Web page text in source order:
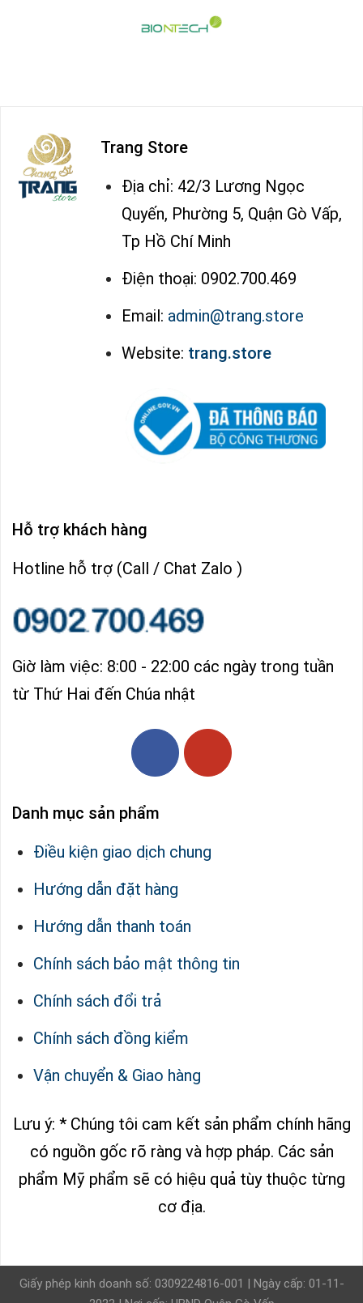
Trang Store
Địa chỉ: 42/3 Lương Ngọc
Quyến, Phường 5, Quận Gò Vấp,
Tp Hồ Chí Minh
Điện thoại: 0902.700.469
Email: admin@trang.store
Website: trang.store
Hỗ trợ khách hàng
Hotline hỗ trợ (Call / Chat Zalo )
Giờ làm việc: 8:00 - 22:00 các ngày trong tuần
từ Thứ Hai đến Chúa nhật
Danh mục sản phẩm
Điều kiện giao dịch chung
Hướng dẫn đặt hàng
Hướng dẫn thanh toán
Chính sách bảo mật thông tin
Chính sách đổi trả
Chính sách đồng kiểm
Vận chuyển & Giao hàng
Lưu ý: * Chúng tôi cam kết sản phẩm chính hãng
có nguồn gốc rõ ràng và hợp pháp. Các sản
phẩm Mỹ phẩm sẽ có hiệu quả tùy thuộc từng
cơ địa.
Giấy phép kinh doanh số: 0309224816-001 | Ngày cấp: 01-11-